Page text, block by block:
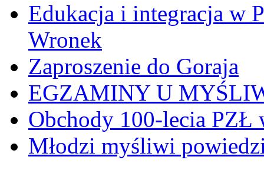
Edukacja i integracja w
Wronek
Zaproszenie do Goraja
EGZAMINY U
Obchody 100-lecia PZŁ
Młodzi myśliwi